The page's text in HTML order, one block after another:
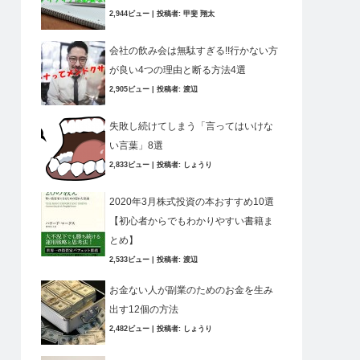
2,944ビュー 投稿者: 甲斐 翔太
会社の飲み会は無駄すぎる!!行かない方
が良い4つの理由と断る方法4選
2,905ビュー 投稿者: 渡辺
失敗し続けてしまう「言ってはいけな
い言葉」8選
2,833ビュー 投稿者: しょうり
2020年3月株式投資の本おすすめ10選
【初心者からでもわかりやすい書籍ま
とめ】
2,533ビュー 投稿者: 渡辺
お金ない人が副業のためのお金を生み
出す12個の方法
2,482ビュー 投稿者: しょうり